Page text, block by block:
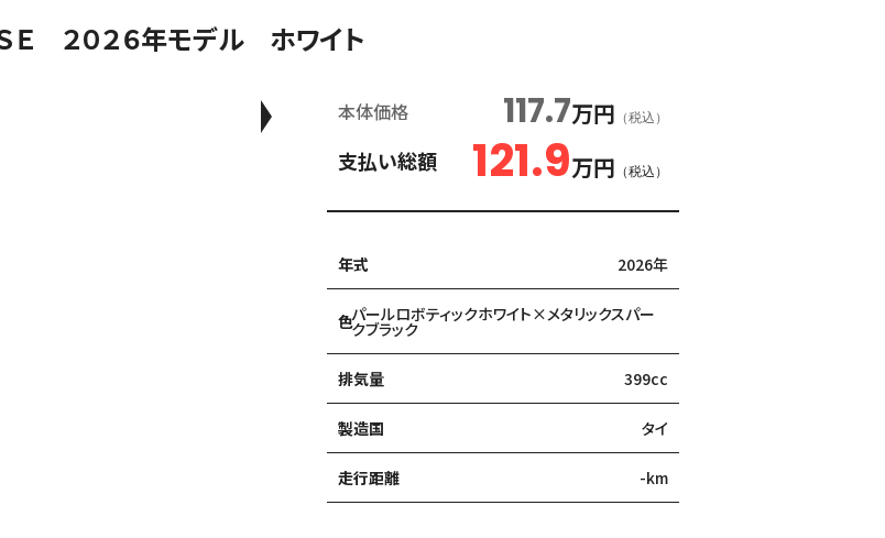
Ｅ ２０２６年モデル ホワイト
本体価格 117.7万円 （税込）
支払い総額 121.9万円 （税込）
年式 2026年
色パールロボティックホワイト×メタリックスパー
クブラック
排気量 399cc
製造国 タイ
走行距離 -km